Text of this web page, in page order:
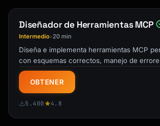
      content: [{
        type: "text",
        text: `Saved note "${title}" in
${category}. URI:
notes://${category}/
e)}`,
    };
  }
Diseñador de Herramientas MCP
Intermedio•20 min
Diseña e implementa herramientas MCP
con esquemas correctos, manejo de
prácticas. Crea capacidades IA …
OBTENER
5.400 4.8